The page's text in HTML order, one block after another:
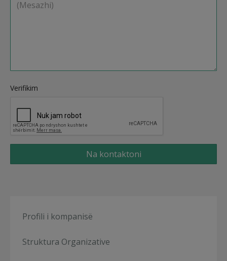
Verifikim
Na kontaktoni
Profili i kompanisë
Struktura Organizative